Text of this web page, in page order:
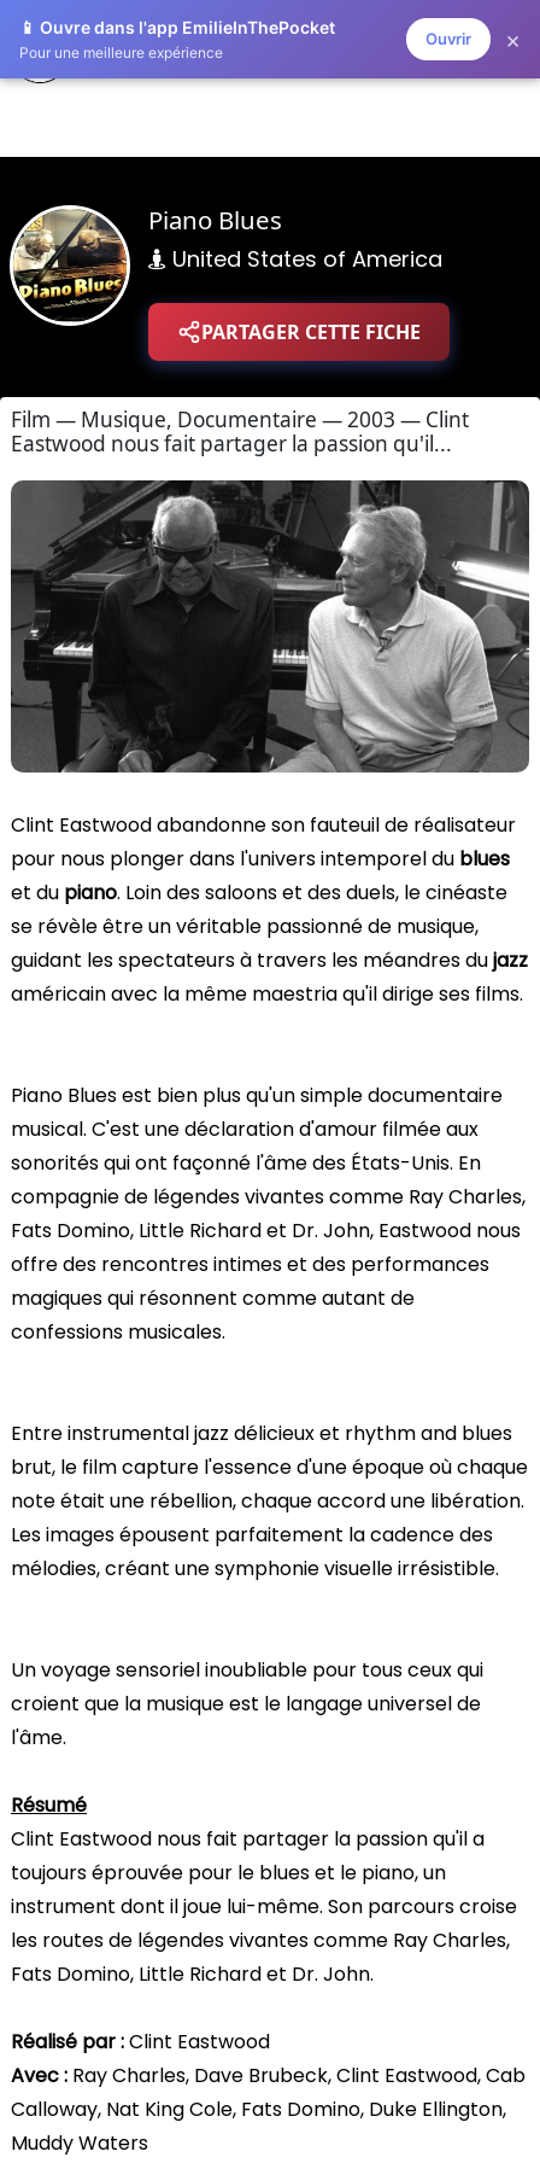
📱 Ouvre dans l'app EmilieInThePocket
Pour une meilleure expérience
Ouvrir ×
ZAPLISTOO
Piano Blues
United States of America
PARTAGER CETTE FICHE
Film — Musique, Documentaire — 2003 — Clint
Eastwood nous fait partager la passion qu'il...
Clint Eastwood abandonne son fauteuil de réalisateur
pour nous plonger dans l'univers intemporel du blues
et du piano. Loin des saloons et des duels, le cinéaste
se révèle être un véritable passionné de musique,
guidant les spectateurs à travers les méandres dujazz
américain avec la même maestria qu'il dirige ses films.
Piano Blues est bien plus qu'un simple documentaire
musical. C'est une déclaration d'amour filmée aux
sonorités qui ont façonné l'âme des États-Unis. En
compagnie de légendes vivantes comme Ray Charles,
Fats Domino, Little Richard et Dr. John, Eastwood nous
offre des rencontres intimes et des performances
magiques qui résonnent comme autant de
confessions musicales.
Entre instrumental jazz délicieux et rhythm and blues
brut, le film capture l'essence d'une époque où chaque
note était une rébellion, chaque accord une libération.
Les images épousent parfaitement la cadence des
mélodies, créant une symphonie visuelle irrésistible.
Un voyage sensoriel inoubliable pour tous ceux qui
croient que la musique est le langage universel de
l'âme.
Résumé
Clint Eastwood nous fait partager la passion qu'il a
toujours éprouvée pour le blues et le piano, un
instrument dont il joue lui-même. Son parcours croise
les routes de légendes vivantes comme Ray Charles,
Fats Domino, Little Richard et Dr. John.
Réalisé par :Clint Eastwood
Avec : Ray Charles, Dave Brubeck, Clint Eastwood, Cab
Calloway, Nat King Cole, Fats Domino, Duke Ellington,
Muddy Waters